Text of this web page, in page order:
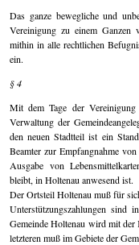
Das ganze bewegliche und
Vereinigung zu einem Ganzen
mithin in alle rechtlichen
ein.
§ 4
Mit dem Tage der
Verwaltung der
den neuen Stadtteil ist ein
Beamter zur Empfangnahme
Ausgabe von
bleibt, in Holtenau anwesend ist.
Der Ortsteil Holtenau muß für
Unterstützungszahlungen sind
Gemeinde Holtenau wird mit
letzteren muß im Gebiete der